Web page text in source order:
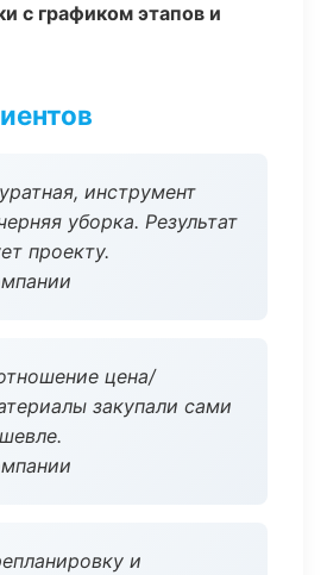
с графиком этапов и
инструмент
уборка. Результат
проекту.
цена/
закупали сами
и